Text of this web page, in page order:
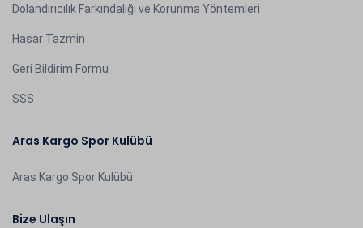
Dolandırıcılık Farkındalığı ve Korunma Yöntemleri
Hasar Tazmin
Geri Bildirim Formu
SSS
Aras Kargo Spor Kulübü
Aras Kargo Spor Kulübü
Bize Ulaşın